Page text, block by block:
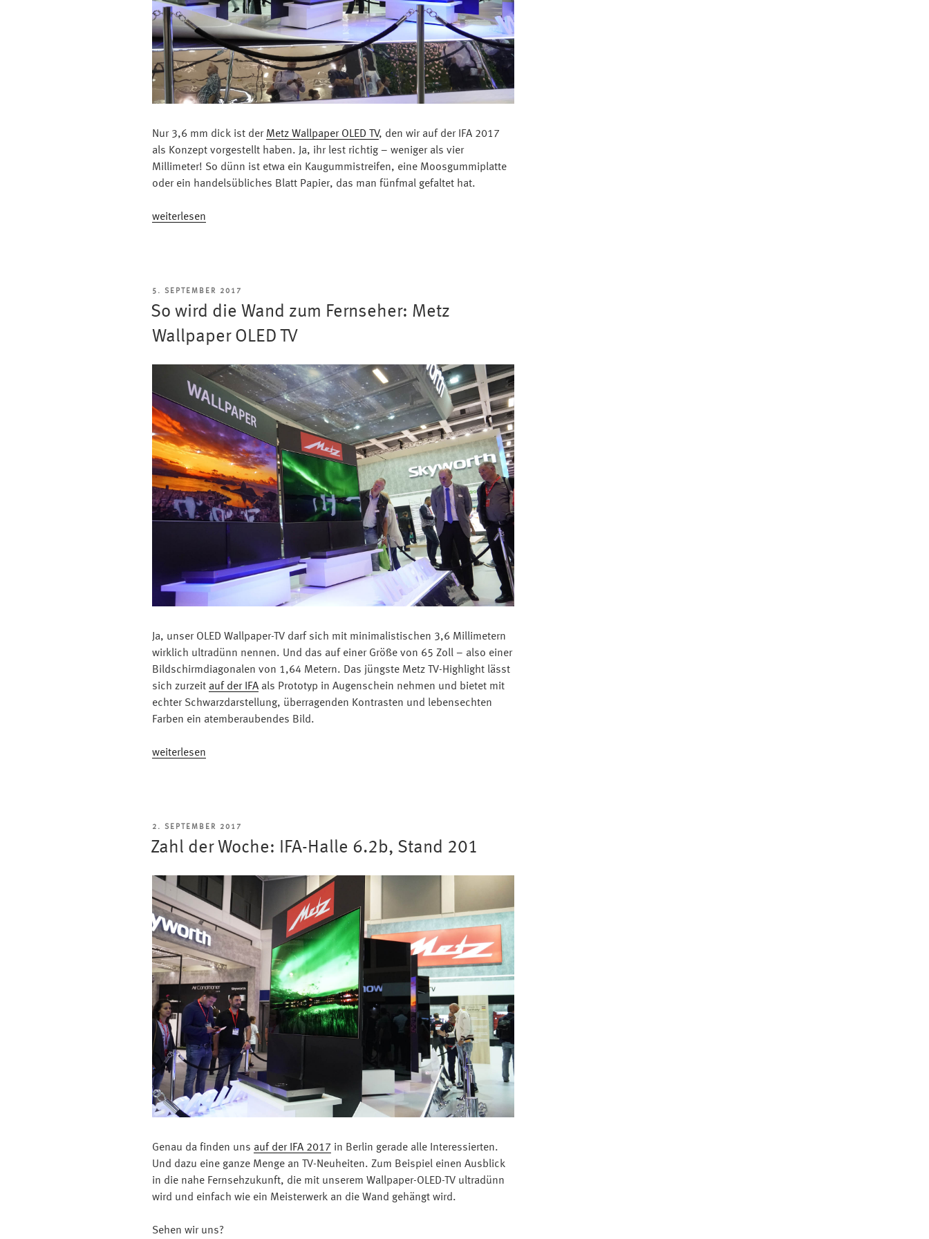
Nur 3,6 mm dick ist der Metz Wallpaper OLED TV, den wir auf der IFA 2017
als Konzept vorgestellt haben. Ja, ihr lest richtig – weniger als vier
Millimeter! So dünn ist etwa ein Kaugummistreifen, eine Moosgummiplatte
oder ein handelsübliches Blatt Papier, das man fünfmal gefaltet hat.
„Zahl
weiterlesen
VERÖFFENTLICHT
5. SEPTEMBER 2017
So wird die Wand zum Fernseher: Metz
Wallpaper OLED TV
Ja, unser OLED Wallpaper-TV darf sich mit minimalistischen 3,6 Millimetern
wirklich ultradünn nennen. Und das auf einer Größe von 65 Zoll – also einer
Bildschirmdiagonalen von 1,64 Metern. Das jüngste Metz TV-Highlight lässt
sich zurzeit auf der IFA als Prototyp in Augenschein nehmen und bietet mit
echter Schwarzdarstellung, überragenden Kontrasten und lebensechten
Farben ein atemberaubendes Bild.
„So
Metz
OLED
TV“
weiterlesen
VERÖFFENTLICHT
2. SEPTEMBER 2017
Zahl der Woche: IFA-Halle 6.2b, Stand 201
Genau da finden uns auf der IFA 2017 in Berlin gerade alle Interessierten.
Und dazu eine ganze Menge an TV-Neuheiten. Zum Beispiel einen Ausblick
in die nahe Fernsehzukunft, die mit unserem Wallpaper-OLED-TV ultradünn
wird und einfach wie ein Meisterwerk an die Wand gehängt wird.
Sehen wir uns?